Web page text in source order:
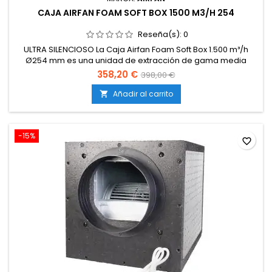
CAJA AIRFAN FOAM SOFT BOX 1500 M3/H 254
Reseña(s): 0
ULTRA SILENCIOSO La Caja Airfan Foam Soft Box 1.500 m³/h
Ø254 mm es una unidad de extracción de gama media
diseñada para ofrecer un flujo de aire constante y silencioso
en entornos donde se requiere ventilación eficiente sin
generar contaminación acústica. Es ideal para salas de
cultivo medianas, armarios grandes, zonas técnicas o
espacios de trabajo...
358,20 € 398,00 €
 Añadir al carrito
-15% favorite_border